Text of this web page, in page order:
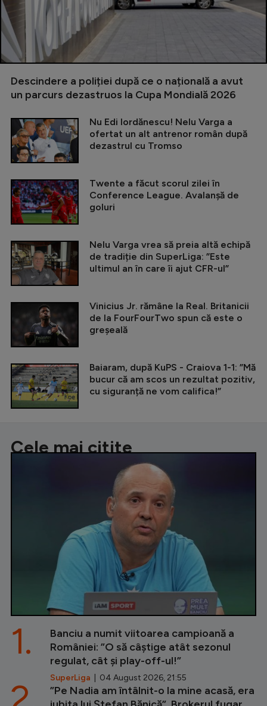
Descindere a poliției după ce o națională a avut
un parcurs dezastruos la Cupa Mondială 2026
Nu Edi Iordănescu! Nelu Varga a
ofertat un alt antrenor român după
dezastrul cu Tromso
Twente a făcut scorul zilei în
Conference League. Avalanșă de
goluri
Nelu Varga vrea să preia altă echipă
de tradiție din SuperLiga: ”Este
ultimul an în care îi ajut CFR-ul”
Vinicius Jr. rămâne la Real. Britanicii
de la FourFourTwo spun că este o
greșeală
Baiaram, după KuPS - Craiova 1-1: ”Mă
bucur că am scos un rezultat pozitiv,
cu siguranță ne vom califica!”
Cele mai citite
Banciu a numit viitoarea campioană a
României: ”O să câștige atât sezonul
regulat, cât și play-off-ul!”
SuperLiga | 04 August 2026, 21:55
1.
”Pe Nadia am întâlnit-o la mine acasă, era